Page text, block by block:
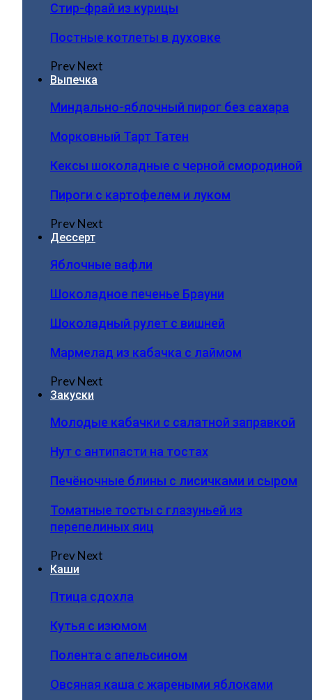
Стир-фрай из курицы
Постные котлеты в духовке
PrevNext
Выпечка
Миндально-яблочный пирог без сахара
Морковный Тарт Татен
Кексы шоколадные с черной смородиной
Пироги c картофелем и луком
PrevNext
Дессерт
Яблочные вафли
Шоколадное печенье Брауни
Шоколадный рулет с вишней
Мармелад из кабачка с лаймом
PrevNext
Закуски
Молодые кабачки с салатной заправкой
Нут с антипасти на тостах
Печёночные блины с лисичками и сыром
Томатные тосты с глазуньей из
перепелиных яиц
PrevNext
Каши
Птица сдохла
Кутья с изюмом
Полента с апельсином
Овсяная каша с жареными яблоками